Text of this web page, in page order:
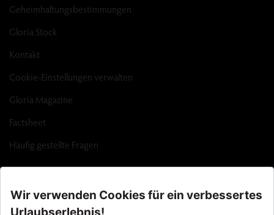
Geheimhaltungsbestimmungen
Gloria Stock
Kontakt
Cookie-Einstellungen verwalten
Gloria Magazine
Factsheet
Häufig gestellte Fragen